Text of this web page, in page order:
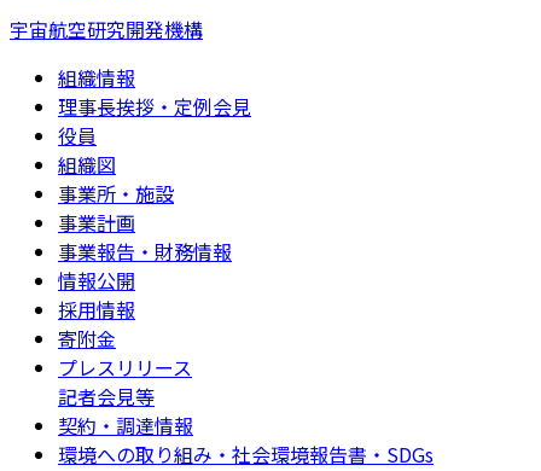
宇宙航空研究開発機構
組織情報
理事長挨拶・定例会見
役員
組織図
事業所・施設
事業計画
事業報告・財務情報
情報公開
採用情報
寄附金
プレスリリース
記者会見等
契約・調達情報
環境への取り組み・社会環境報告書・SDGs